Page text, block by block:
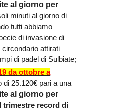
al giorno per
minuti al giorno di
tutti abbiamo
di invasione di
circondario attirati
di padel di Sulbiate;
da ottobre a
di 25.120€ pari a una
al giorno per
trimestre record di